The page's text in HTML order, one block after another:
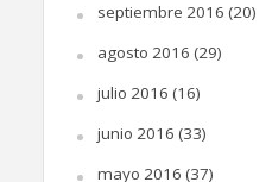
septiembre 2016 (20)
agosto 2016 (29)
julio 2016 (16)
junio 2016 (33)
mayo 2016 (37)